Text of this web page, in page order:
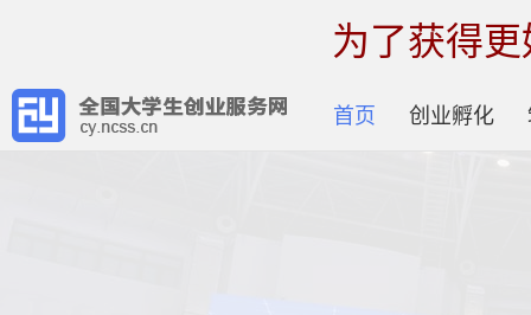
为了获得
首页 创业孵化